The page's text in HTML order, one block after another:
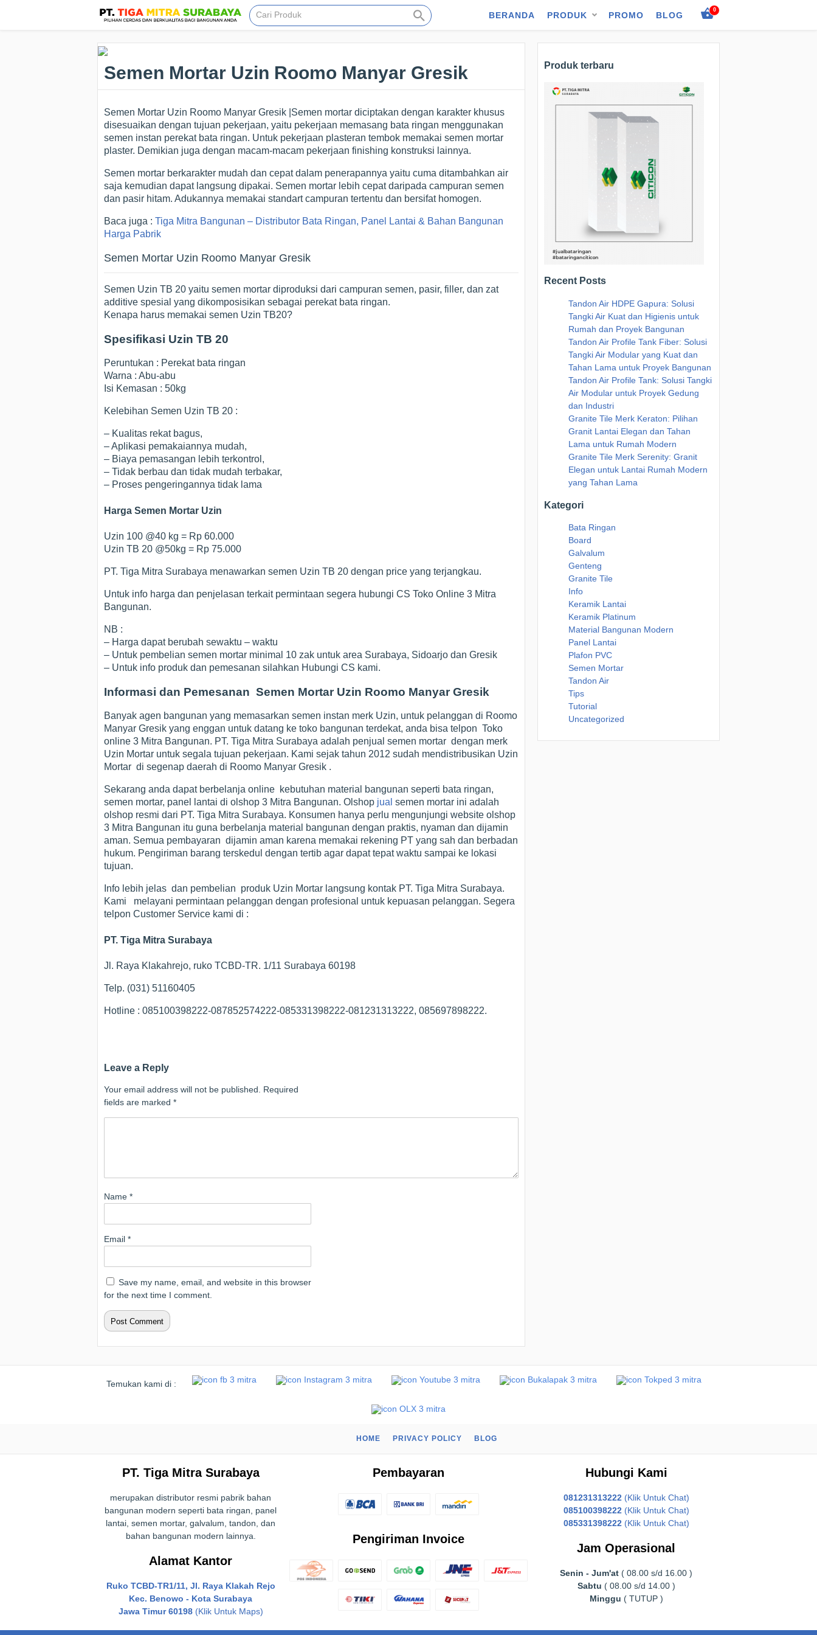
0
BERANDA PRODUK PROMO BLOG
Semen Mortar Uzin Roomo Manyar Gresik
Semen Mortar Uzin Roomo Manyar Gresik |Semen mortar diciptakan dengan karakter khusus
disesuaikan dengan tujuan pekerjaan, yaitu pekerjaan memasang bata ringan menggunakan
semen instan perekat bata ringan. Untuk pekerjaan plasteran tembok memakai semen mortar
plaster. Demikian juga dengan macam-macam pekerjaan finishing konstruksi lainnya.
Semen mortar berkarakter mudah dan cepat dalam penerapannya yaitu cuma ditambahkan air
saja kemudian dapat langsung dipakai. Semen mortar lebih cepat daripada campuran semen
dan pasir hitam. Adukannya memakai standart campuran tertentu dan bersifat homogen.
Baca juga : Tiga Mitra Bangunan – Distributor Bata Ringan, Panel Lantai & Bahan Bangunan
Harga Pabrik
Semen Mortar Uzin Roomo Manyar Gresik
Semen Uzin TB 20 yaitu semen mortar diproduksi dari campuran semen, pasir, filler, dan zat
additive spesial yang dikomposisikan sebagai perekat bata ringan.
Kenapa harus memakai semen Uzin TB20?
Spesifikasi Uzin TB 20
Peruntukan : Perekat bata ringan
Warna : Abu-abu
Isi Kemasan : 50kg
Kelebihan Semen Uzin TB 20 :
– Kualitas rekat bagus,
– Aplikasi pemakaiannya mudah,
– Biaya pemasangan lebih terkontrol,
– Tidak berbau dan tidak mudah terbakar,
– Proses pengeringannya tidak lama
Harga Semen Mortar Uzin
Uzin 100 @40 kg = Rp 60.000
Uzin TB 20 @50kg = Rp 75.000
PT. Tiga Mitra Surabaya menawarkan semen Uzin TB 20 dengan price yang terjangkau.
Untuk info harga dan penjelasan terkait permintaan segera hubungi CS Toko Online 3 Mitra
Bangunan.
NB :
– Harga dapat berubah sewaktu – waktu
– Untuk pembelian semen mortar minimal 10 zak untuk area Surabaya, Sidoarjo dan Gresik
– Untuk info produk dan pemesanan silahkan Hubungi CS kami.
Informasi dan Pemesanan Semen Mortar Uzin Roomo Manyar Gresik
Banyak agen bangunan yang memasarkan semen instan merk Uzin, untuk pelanggan di Roomo
Manyar Gresik yang enggan untuk datang ke toko bangunan terdekat, anda bisa telpon Toko
online 3 Mitra Bangunan. PT. Tiga Mitra Surabaya adalah penjual semen mortar dengan merk
Uzin Mortar untuk segala tujuan pekerjaan. Kami sejak tahun 2012 sudah mendistribusikan Uzin
Mortar di segenap daerah di Roomo Manyar Gresik .
Sekarang anda dapat berbelanja online kebutuhan material bangunan seperti bata ringan,
semen mortar, panel lantai di olshop 3 Mitra Bangunan. Olshop jual semen mortar ini adalah
olshop resmi dari PT. Tiga Mitra Surabaya. Konsumen hanya perlu mengunjungi website olshop
3 Mitra Bangunan itu guna berbelanja material bangunan dengan praktis, nyaman dan dijamin
aman. Semua pembayaran dijamin aman karena memakai rekening PT yang sah dan berbadan
hukum. Pengiriman barang terskedul dengan tertib agar dapat tepat waktu sampai ke lokasi
tujuan.
Info lebih jelas dan pembelian produk Uzin Mortar langsung kontak PT. Tiga Mitra Surabaya.
Kami melayani permintaan pelanggan dengan profesional untuk kepuasan pelanggan. Segera
telpon Customer Service kami di :
PT. Tiga Mitra Surabaya
Jl. Raya Klakahrejo, ruko TCBD-TR. 1/11 Surabaya 60198
Telp. (031) 51160405
Hotline : 085100398222-087852574222-085331398222-081231313222, 085697898222.
Leave a Reply
Your email address will not be published.
Required
fields are marked *
Name *
Email *
Save my name, email, and website in this browser
for the next time I comment.
Produk terbaru
Recent Posts
Tandon Air HDPE Gapura: Solusi
Tangki Air Kuat dan Higienis untuk
Rumah dan Proyek Bangunan
Tandon Air Profile Tank Fiber: Solusi
Tangki Air Modular yang Kuat dan
Tahan Lama untuk Proyek Bangunan
Tandon Air Profile Tank: Solusi Tangki
Air Modular untuk Proyek Gedung
dan Industri
Granite Tile Merk Keraton: Pilihan
Granit Lantai Elegan dan Tahan
Lama untuk Rumah Modern
Granite Tile Merk Serenity: Granit
Elegan untuk Lantai Rumah Modern
yang Tahan Lama
Kategori
Bata Ringan
Board
Galvalum
Genteng
Granite Tile
Info
Keramik Lantai
Keramik Platinum
Material Bangunan Modern
Panel Lantai
Plafon PVC
Semen Mortar
Tandon Air
Tips
Tutorial
Uncategorized
Temukan kami di :
HOME PRIVACY POLICY BLOG
PT. Tiga Mitra Surabaya
merupakan distributor resmi pabrik bahan
bangunan modern seperti bata ringan, panel
lantai, semen mortar, galvalum, tandon, dan
bahan bangunan modern lainnya.
Alamat Kantor
Ruko TCBD-TR1/11, Jl. Raya Klakah Rejo
Kec. Benowo - Kota Surabaya
Jawa Timur 60198(Klik Untuk Maps)
Pembayaran
Pengiriman Invoice
Hubungi Kami
081231313222 (Klik Untuk Chat)
085100398222 (Klik Untuk Chat)
085331398222 (Klik Untuk Chat)
Jam Operasional
Senin - Jum'at ( 08.00 s/d 16.00 )
Sabtu ( 08.00 s/d 14.00 )
Minggu ( TUTUP )